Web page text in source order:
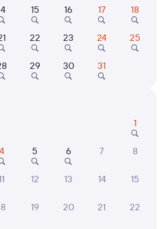
Выберите дату
8,5
10:35
1 д 1 ч 54 м в пути
Маршрут
⁠127 ⁠₽
Выберите дату
15 16 17 18
22 23 24 25
29 30 31
1
4 5 6 7 8
12 13 14 15
19 20 21 22